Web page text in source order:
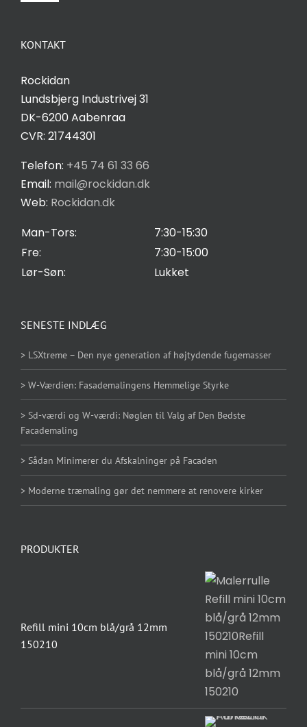
KONTAKT
Rockidan
Lundsbjerg Industrivej 31
DK-6200 Aabenraa
CVR: 21744301
Telefon: +45 74 61 33 66
Email: mail@rockidan.dk
Web: Rockidan.dk
Man-Tors:
7:30-15:30
Fre:
7:30-15:00
Lør-Søn:
Lukket
Salgs- og leveringsbetingelser
Privatlivspolitik
Cookie Indstilling
SENESTE INDLÆG
> LSXtreme – Den nye generation af højtydende fugemasser
> W-Værdien: Fasademalingens Hemmelige Styrke
> Sd-værdi og W-værdi: Nøglen til Valg af Den Bedste
Facademaling
> Sådan Minimerer du Afskalninger på Facaden
> Moderne træmaling gør det nemmere at renovere kirker
PRODUKTER
Refill mini 10cm blå/grå 12mm
150210